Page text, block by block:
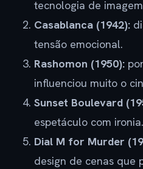
tecnologia de
Casablanca (1942):
tensão emocional.
Rashomon (1950):
influenciou muito o
Sunset Boulevard
espetáculo com ironia.
Dial M for Murder
design de cenas que